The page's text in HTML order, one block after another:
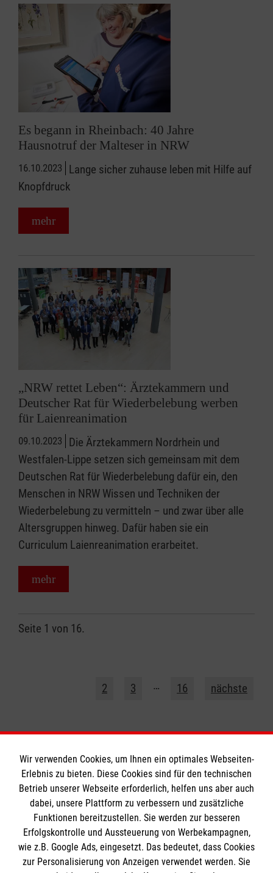
Es begann in Rheinbach: 40 Jahre
Hausnotruf der Malteser in NRW
16.10.2023
Lange sicher zuhause leben mit Hilfe auf
Knopfdruck
mehr
„NRW rettet Leben“: Ärztekammern und
Deutscher Rat für Wiederbelebung werben
für Laienreanimation
09.10.2023
Die Ärztekammern Nordrhein und
Westfalen-Lippe setzen sich gemeinsam mit dem
Deutschen Rat für Wiederbelebung dafür ein, den
Menschen in NRW Wissen und Techniken der
Wiederbelebung zu vermitteln – und zwar über alle
Altersgruppen hinweg. Dafür haben sie ein
Curriculum Laienreanimation erarbeitet.
mehr
Seite 1 von 16.
2 3 … 16 nächste
Informationen
Impressum
Datenschutz
Kontakt
Die Malteser
Wir verwenden Cookies, um Ihnen ein optimales Webseiten-
Erlebnis zu bieten. Diese Cookies sind für den technischen
Betrieb unserer Webseite erforderlich, helfen uns aber auch
dabei, unsere Plattform zu verbessern und zusätzliche
Funktionen bereitzustellen. Sie werden zur besseren
Erfolgskontrolle und Aussteuerung von Werbekampagnen,
wie z.B. Google Ads, eingesetzt. Das bedeutet, dass Cookies
zur Personalisierung von Anzeigen verwendet werden. Sie